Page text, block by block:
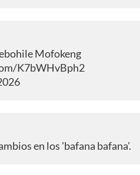
Mofokeng
K7bWHvBph2
en los 'bafana bafana'.